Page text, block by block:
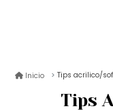
Inicio Tips acrilico/
Tips